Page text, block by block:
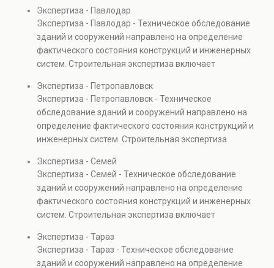
прочности элементов и оценку эксплуатационной
безопасности. Услуга востребована при покупке
недвижимости, капитальном ремонте и реконструкции
объектов, а также при судебных разбирательствах и
технических проверках.
Экспертиза - Павлодар
Экспертиза - Павлодар - Техническое обследование
зданий и сооружений направлено на определение
фактического состояния конструкций и инженерных
систем. Строительная экспертиза включает
элементов и оценку эксплуатационной безопасности.
Услуга востребована при покупке недвижимости,
капитальном ремонте и реконструкции объектов, а
также при судебных разбирательствах и технических
проверках.
Экспертиза - Петропавловск
Экспертиза - Петропавловск - Техническое
обследование зданий и сооружений направлено на
определение фактического состояния конструкций и
инженерных систем. Строительная экспертиза
прочности элементов и оценку эксплуатационной
безопасности. Услуга востребована при покупке
недвижимости, капитальном ремонте и реконструкции
объектов, а также при судебных разбирательствах и
технических проверках.
Экспертиза - Семей
Экспертиза - Семей - Техническое обследование
зданий и сооружений направлено на определение
фактического состояния конструкций и инженерных
систем. Строительная экспертиза включает
элементов и оценку эксплуатационной безопасности.
Услуга востребована при покупке недвижимости,
Экспертиза - Тараз
Экспертиза - Тараз - Техническое обследование
зданий и сооружений направлено на определение